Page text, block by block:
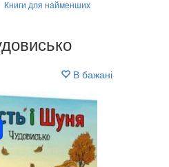
Книги для найменших
В бажані